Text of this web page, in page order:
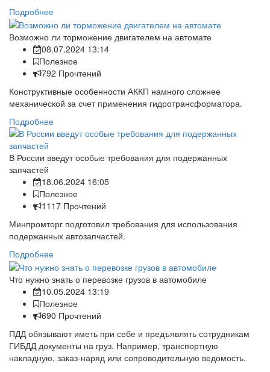
Подробнее
Возможно ли торможение двигателем на автомате
08.07.2024 13:14
Полезное
792 Прочтений
Конструктивные особенности АККП намного сложнее
механической за счет применения гидротрансформатора.
Подробнее
В России введут особые требования для подержанных
запчастей
18.06.2024 16:05
Полезное
1117 Прочтений
Минпромторг подготовил требования для использования
подержанных автозапчастей.
Подробнее
Что нужно знать о перевозке грузов в автомобиле
10.05.2024 13:19
Полезное
690 Прочтений
ПДД обязывают иметь при себе и предъявлять сотрудникам
ГИБДД документы на груз. Например, транспортную
накладную, заказ-наряд или сопроводительную ведомость.